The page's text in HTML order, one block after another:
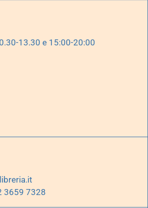
13.30 e 15:00-20:00
3659 7328